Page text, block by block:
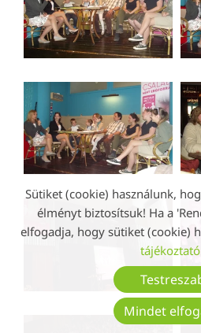
Mindet
Sütiket (cookie) használunk,
élményt biztosítsuk! Ha a
elfogadja, hogy sütiket (cookie)